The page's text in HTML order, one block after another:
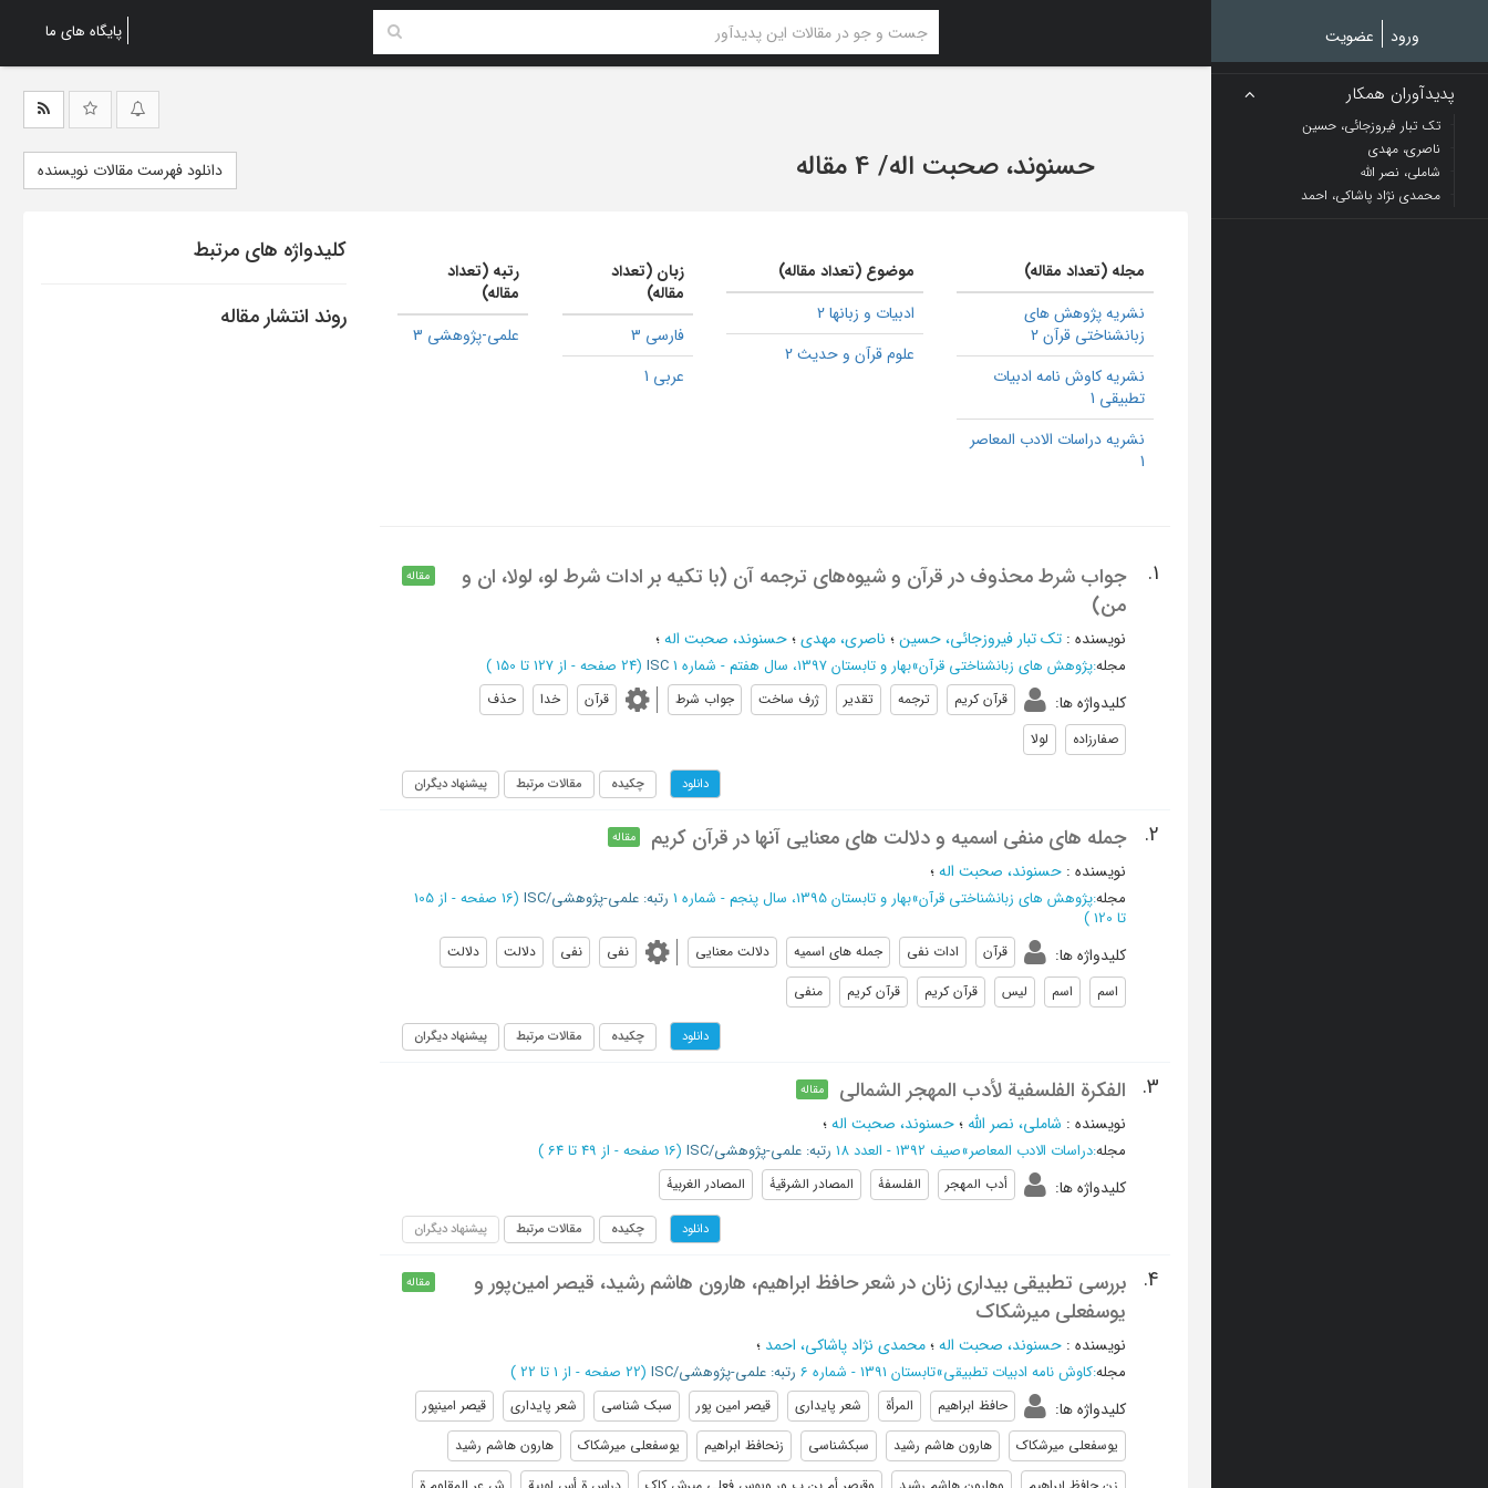
پایگاه های ما ورود عضویت
پدیدآوران همکار
تک تبار فیروزجائی، حسین
ناصری، مهدی
شاملی، نصر الله
محمدی نژاد پاشاکی، احمد
حسنوند، صحبت اله/ 4 مقاله دانلود فهرست مقالات نویسنده
مجله (تعداد مقاله)
نشریه پژوهش های
زبانشناختی قرآن 2
نشریه کاوش نامه ادبیات
تطبیقی 1
نشریه دراسات الادب المعاصر
1
موضوع (تعداد مقاله)
ادبیات و زبانها 2
علوم قرآن و حدیث 2
زبان (تعداد
مقاله)
فارسی 3
عربی 1
رتبه (تعداد
مقاله)
علمی-پژوهشی 3
1.
جواب شرط محذوف در قرآن و شیوه‌های ترجمه آن (با تکیه بر ادات شرط لو، لولا، ان و
من)
مقاله
نویسنده : تک تبار فیروزجائی، حسین؛ ناصری، مهدی؛حسنوند، صحبت اله؛
مجله:پژوهش های زبانشناختی قرآن»بهار و تابستان 1397، سال هفتم - شماره 1 ISC (‎24 صفحه - از 127 تا 150 )
کلیدواژه ها: قرآن کریم ترجمه تقدیر ژرف ساخت جواب شرط قرآن خدا
حذف
صفارزاده
لولا
دانلود چکیده مقالات مرتبط پیشنهاد دیگران
2. جمله های منفی اسمیه و دلالت های معنایی آنها در قرآن کریم مقاله
نویسنده : حسنوند، صحبت اله؛
مجله:پژوهش های زبانشناختی قرآن»بهار و تابستان 1395، سال پنجم - شماره 1 رتبه: علمی-پژوهشی/ISC (‎16 صفحه -
از 105
تا 120
)
کلیدواژه ها: قرآن ادات نفي جمله هاي اسميه دلالت معنايي نفی نفی دلالت
دلالت
اسم
اسم لیس قرآن کریم قرآن کریم منفی
دانلود چکیده مقالات مرتبط پیشنهاد دیگران
3. الفکرة الفلسفیة لأدب المهجر الشمالی مقاله
نویسنده : شاملی، نصر الله ؛حسنوند، صحبت اله؛
مجله:دراسات الادب المعاصر»صیف 1392 - العدد 18 رتبه: علمی-پژوهشی/ISC (‎16 صفحه - از 49 تا 64 )
کلیدواژه ها: أدب المهجر الفلسفۀ المصادر الشرقیۀ المصادر الغربیۀ
دانلود چکیده مقالات مرتبط پیشنهاد دیگران
4.
بررسی تطبیقی بیداری زنان در شعر حافظ ابراهیم، هارون هاشم رشید، قیصر امین‌پور و
یوسفعلی میرشکاک
مقاله
نویسنده : حسنوند، صحبت اله؛محمدی نژاد پاشاکی، احمد ؛
مجله:کاوش نامه ادبیات تطبیقی»تابستان 1391 - شماره 6 رتبه: علمی-پژوهشی/ISC (‎22 صفحه - از 1 تا 22 )
کلیدواژه ها: حافظ ابراهیم المرأة شعر پایداری قيصر امين پور سبک شناسي شعر پايداري
قیصر امین­پور
یوسفعلی میرشکاک
هارون هاشم رشید سبک­شناسی زنحافظ ابراهيم يوسفعلي ميرشکاک
هارون هاشم رشيد
کلیدواژه های مرتبط
روند انتشار مقاله